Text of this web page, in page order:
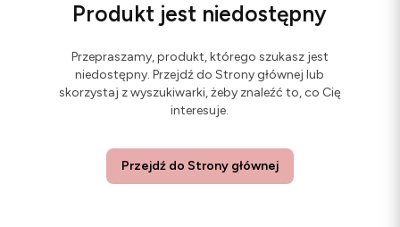
Produkt jest niedostępny
Przepraszamy, produkt, którego szukasz jest
niedostępny. Przejdź do Strony głównej lub
skorzystaj z wyszukiwarki, żeby znaleźć to, co Cię
interesuje.
Przejdź do Strony głównej